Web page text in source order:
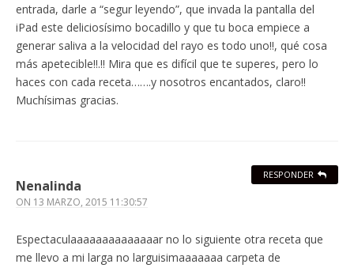
entrada, darle a “segur leyendo”, que invada la pantalla del
iPad este deliciosísimo bocadillo y que tu boca empiece a
generar saliva a la velocidad del rayo es todo uno!!, qué cosa
más apetecible!!.!! Mira que es difícil que te superes, pero lo
haces con cada receta…….y nosotros encantados, claro!!
Muchísimas gracias.
Nenalinda
ON 13 MARZO, 2015 11:30:57
Espectaculaaaaaaaaaaaaaar no lo siguiente otra receta que
me llevo a mi larga no larguisimaaaaaaa carpeta de
RESPONDER